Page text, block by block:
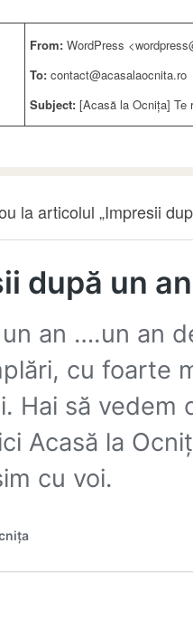
From: WordPress
To: contact@acasalaocnita.ro
Subject: [Acasă la Ocnița] Te
la articolul „Impresii